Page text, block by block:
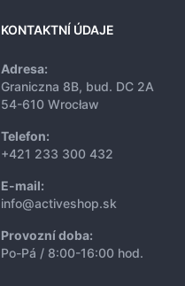
KONTAKTNÍ ÚDAJE
Adresa:
Graniczna 8B, bud. DC 2A
54-610 Wrocław
Telefon:
+421 233 300 432
E-mail:
info@activeshop.sk
Provozní doba:
Po-Pá / 8:00-16:00 hod.